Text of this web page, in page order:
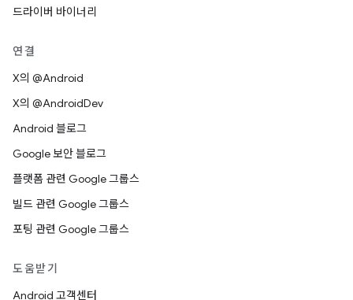
드라이버 바이너리
연결
X의 @Android
X의 @AndroidDev
Android 블로그
Google 보안 블로그
플랫폼 관련 Google 그룹스
빌드 관련 Google 그룹스
포팅 관련 Google 그룹스
도움받기
Android 고객센터